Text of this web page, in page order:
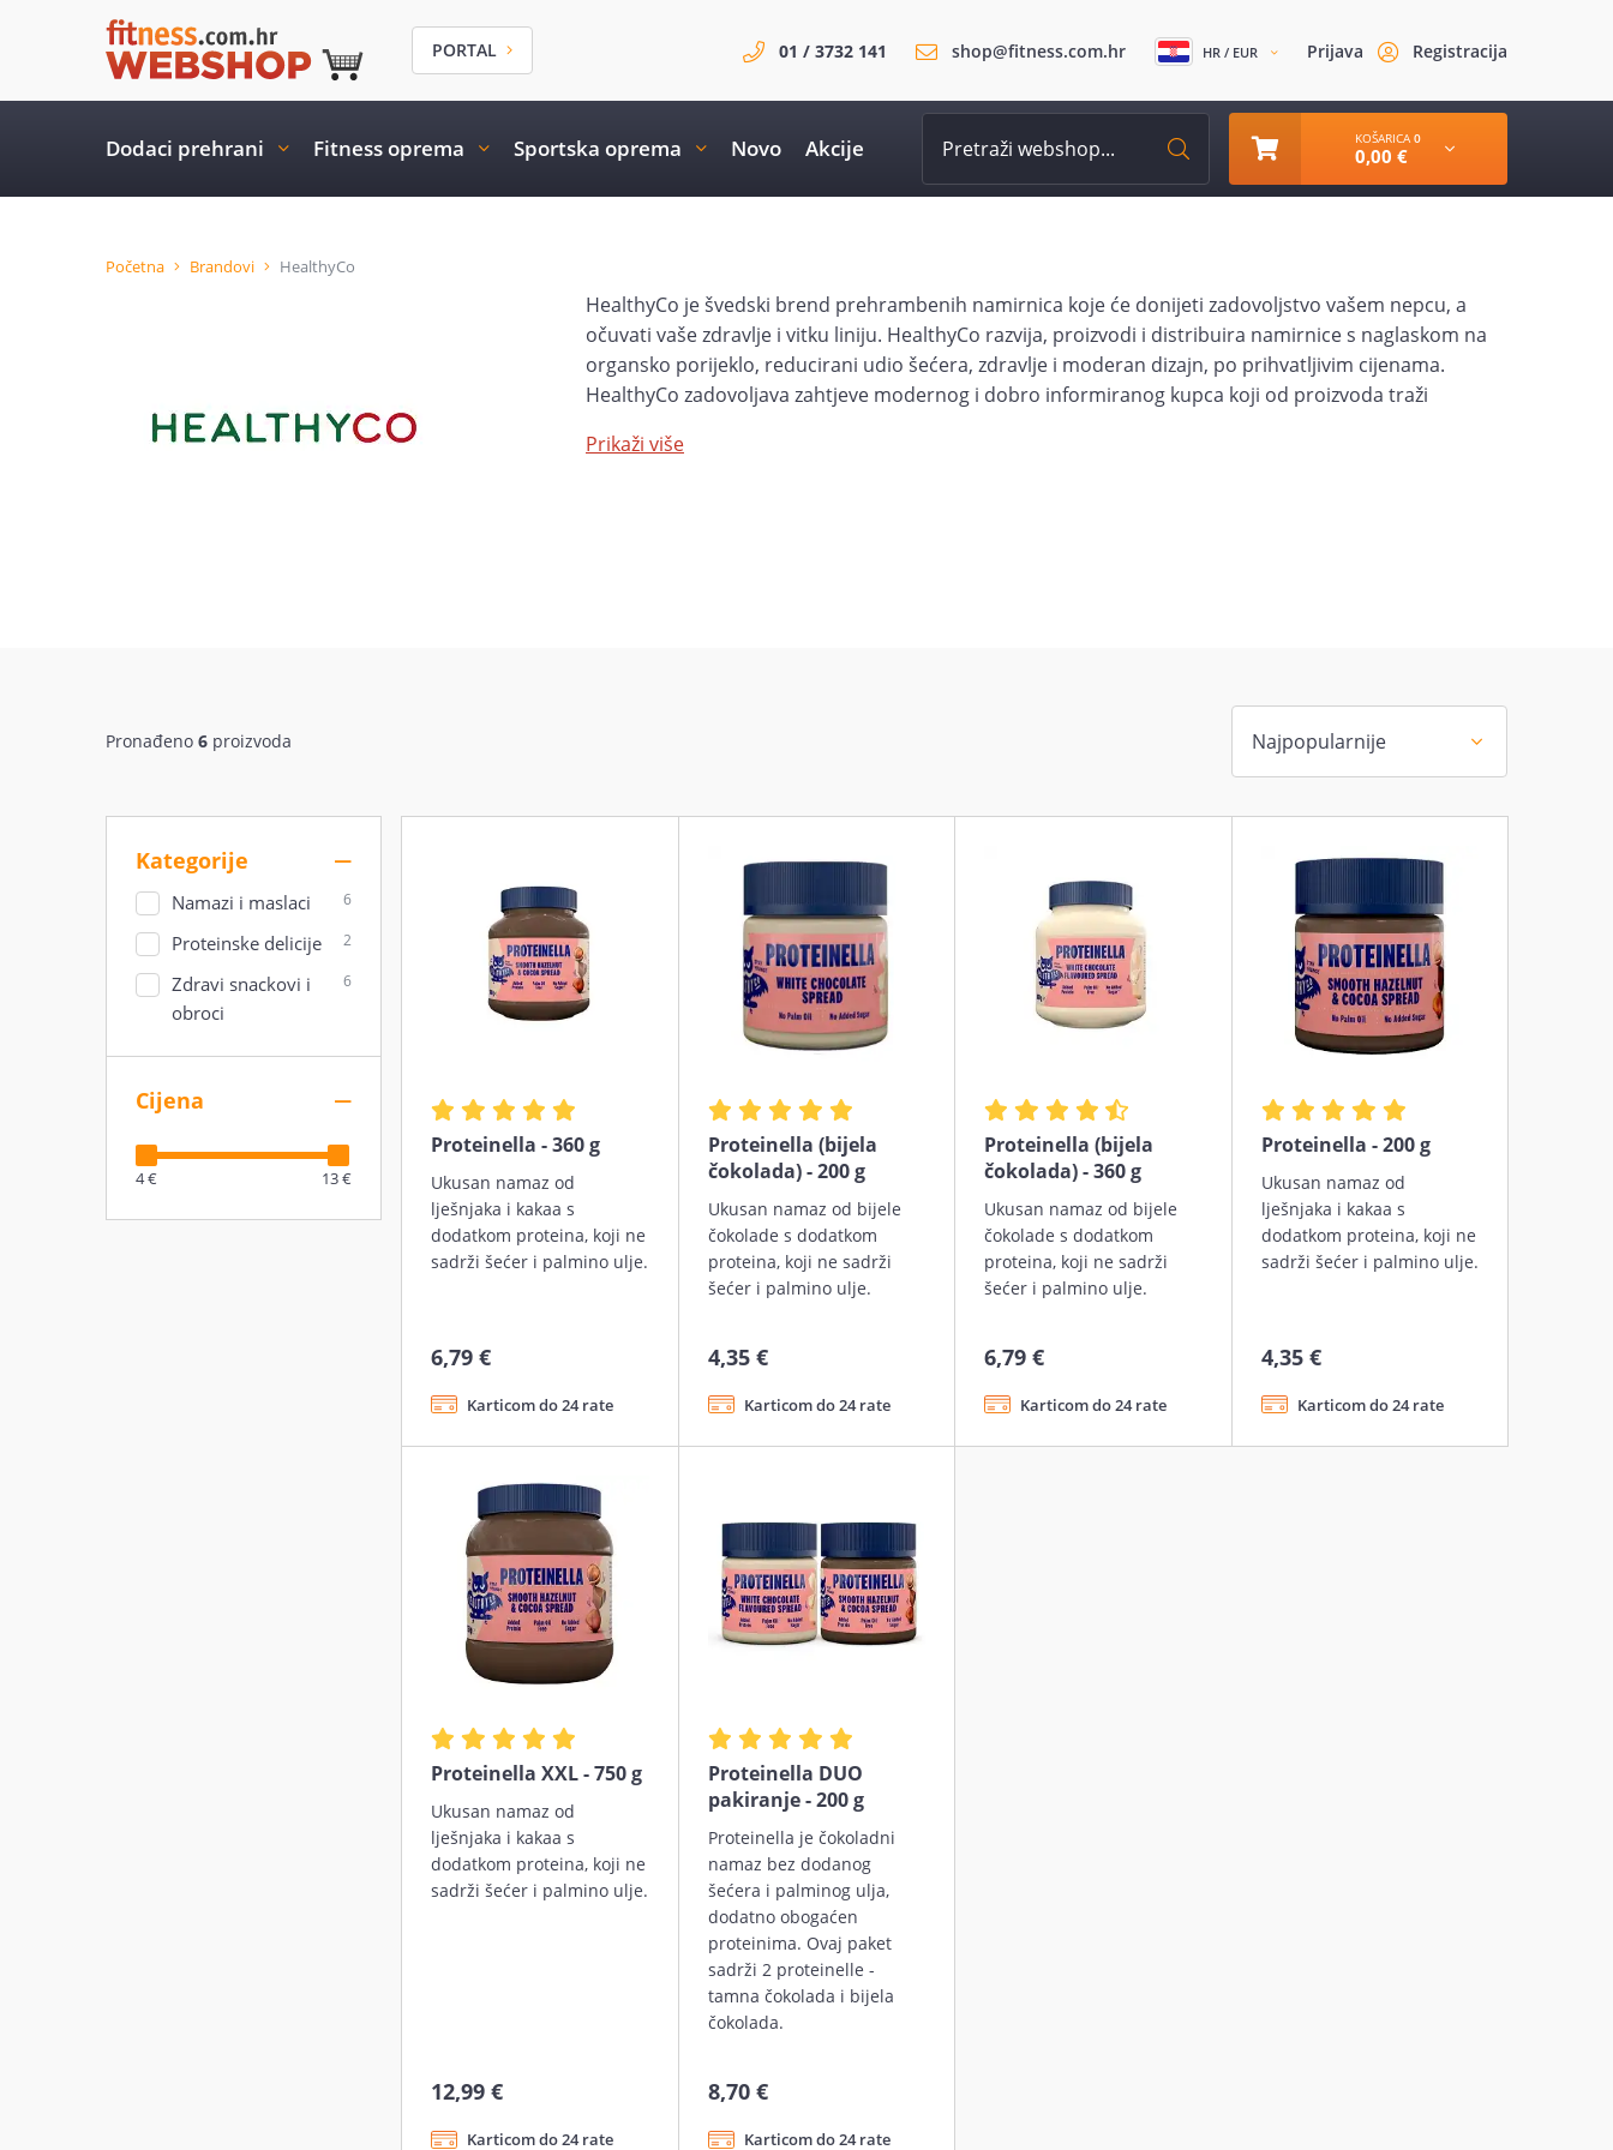
PORTAL 01 / 3732 141 shop@fitness.com.hr HR / EUR Prijava Registracija
Dodaci prehrani Fitness oprema Sportska oprema Novo Akcije KOŠARICA 0
0,00 €
Početna Brandovi HealthyCo
HealthyCo je švedski brend prehrambenih namirnica koje će donijeti zadovoljstvo vašem nepcu, a
očuvati vaše zdravlje i vitku liniju. HealthyCo razvija, proizvodi i distribuira namirnice s naglaskom na
organsko porijeklo, reducirani udio šećera, zdravlje i moderan dizajn, po prihvatljivim cijenama.
HealthyCo zadovoljava zahtjeve modernog i dobro informiranog kupca koji od proizvoda traži
pristupačnost. Uživajte u proizvodima brenda HealthyCo, bez grižnje savjesti!
Prikaži više
Pronađeno 6 proizvoda
Kategorije
Namazi i maslaci 6
Proteinske delicije 2
Zdravi snackovi i
obroci
6
Cijena
4 € 13 €
Proteinella - 360 g
Ukusan namaz od
lješnjaka i kakaa s
dodatkom proteina, koji ne
sadrži šećer i palmino ulje.
6,79 €
Karticom do 24 rate
Proteinella (bijela
čokolada) - 200 g
Ukusan namaz od bijele
čokolade s dodatkom
proteina, koji ne sadrži
šećer i palmino ulje.
4,35 €
Karticom do 24 rate
Proteinella (bijela
čokolada) - 360 g
Ukusan namaz od bijele
čokolade s dodatkom
proteina, koji ne sadrži
šećer i palmino ulje.
6,79 €
Karticom do 24 rate
Proteinella - 200 g
Ukusan namaz od
lješnjaka i kakaa s
dodatkom proteina, koji ne
sadrži šećer i palmino ulje.
4,35 €
Karticom do 24 rate
Proteinella XXL - 750 g
Ukusan namaz od
lješnjaka i kakaa s
dodatkom proteina, koji ne
sadrži šećer i palmino ulje.
12,99 €
Karticom do 24 rate
Proteinella DUO
pakiranje - 200 g
Proteinella je čokoladni
namaz bez dodanog
šećera i palminog ulja,
dodatno obogaćen
proteinima. Ovaj paket
sadrži 2 proteinelle -
tamna čokolada i bijela
čokolada.
8,70 €
Karticom do 24 rate